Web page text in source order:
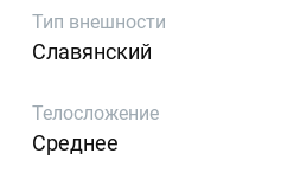
Тип внешности
Славянский
Телосложение
Среднее